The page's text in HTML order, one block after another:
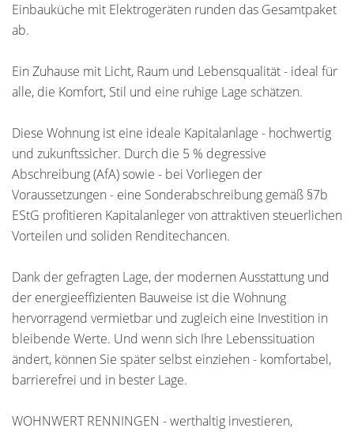
Einbauküche mit Elektrogeräten runden das Gesamtpaket
ab.
Ein Zuhause mit Licht, Raum und Lebensqualität - ideal für
alle, die Komfort, Stil und eine ruhige Lage schätzen.
Diese Wohnung ist eine ideale Kapitalanlage - hochwertig
und zukunftssicher. Durch die 5 % degressive
Abschreibung (AfA) sowie - bei Vorliegen der
Voraussetzungen - eine Sonderabschreibung gemäß §7b
EStG profitieren Kapitalanleger von attraktiven steuerlichen
Vorteilen und soliden Renditechancen.
Dank der gefragten Lage, der modernen Ausstattung und
der energieeffizienten Bauweise ist die Wohnung
hervorragend vermietbar und zugleich eine Investition in
bleibende Werte. Und wenn sich Ihre Lebenssituation
ändert, können Sie später selbst einziehen - komfortabel,
barrierefrei und in bester Lage.
WOHNWERT RENNINGEN - werthaltig investieren,